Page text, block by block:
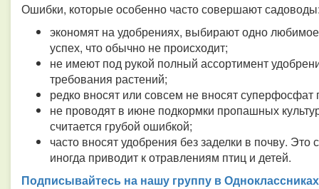
Ошибки, которые особенно часто совершают
экономят на удобрениях, выбирают одно
успех, что обычно не происходит;
не имеют под рукой полный ассортимент
требования растений;
редко вносят или совсем не вносят суперфосфат
не проводят в июне подкормки пропашных
считается грубой ошибкой;
часто вносят удобрения без заделки в почву. Это
иногда приводит к отравлениям птиц и детей.
Подписывайтесь на нашу группу в Одноклассниках